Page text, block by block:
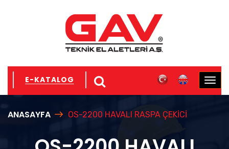
E-KATALOG
ANASAYFA OS-2200 HAVALI RASPA ÇEKİCİ